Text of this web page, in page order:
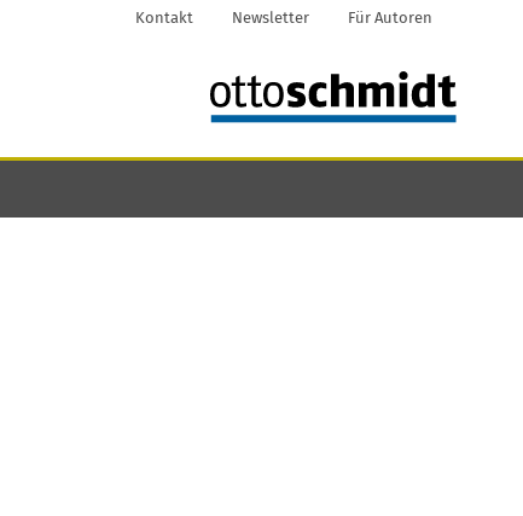
Kontakt Newsletter Für Autoren